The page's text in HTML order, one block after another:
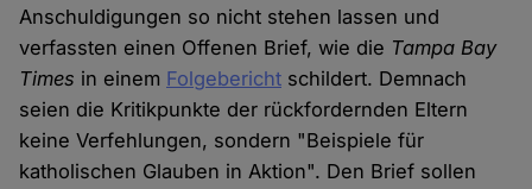
Anschuldigungen so nicht stehen lassen und
verfassten einen Offenen Brief, wie die Tampa Bay
Times in einem Folgebericht schildert. Demnach
seien die Kritikpunkte der rückfordernden Eltern
keine Verfehlungen, sondern "Beispiele für
katholischen Glauben in Aktion". Den Brief sollen